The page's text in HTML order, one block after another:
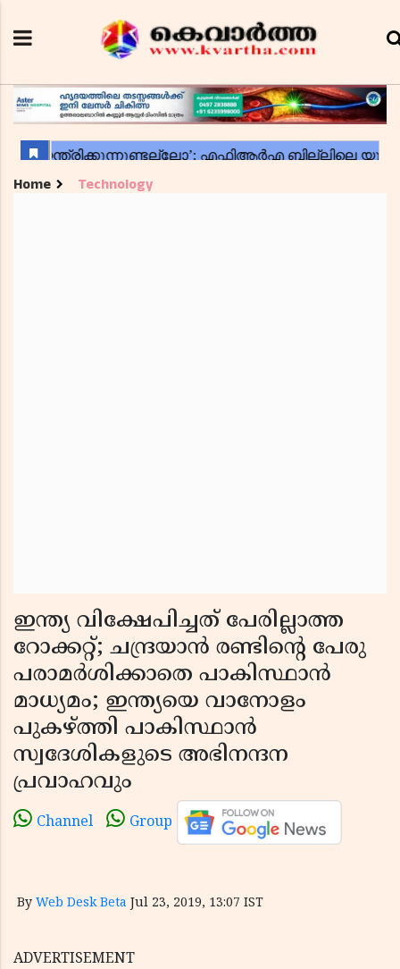
Home Technology
ഇന്ത്യ വിക്ഷേപിച്ചത് പേരില്ലാത്ത
റോക്കറ്റ്; ചന്ദ്രയാന്‍ രണ്ടിന്റെ പേരു
പരാമര്‍ശിക്കാതെ പാകിസ്ഥാന്‍
മാധ്യമം; ഇന്ത്യയെ വാനോളം
പുകഴ്ത്തി പാകിസ്ഥാന്‍
സ്വദേശികളുടെ അഭിനന്ദന
പ്രവാഹവും
Channel Group
By Web Desk Beta Jul 23, 2019, 13:07 IST
ADVERTISEMENT